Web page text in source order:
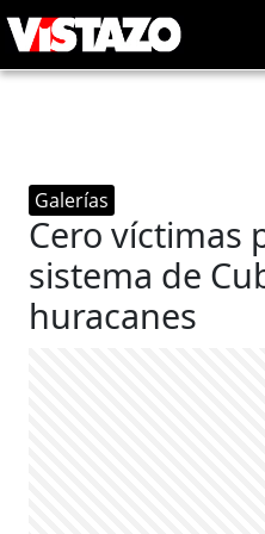
Galerías
Cero víctimas
sistema de
huracanes